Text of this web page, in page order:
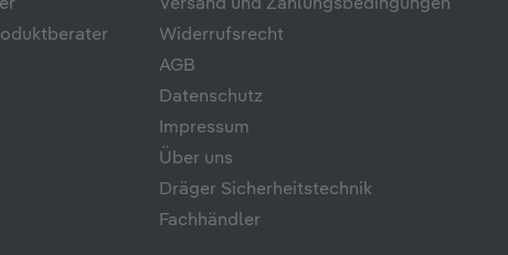
Versand und Zahlungsbedingungen
Widerrufsrecht
AGB
Datenschutz
Impressum
Über uns
Dräger Sicherheitstechnik
Fachhändler